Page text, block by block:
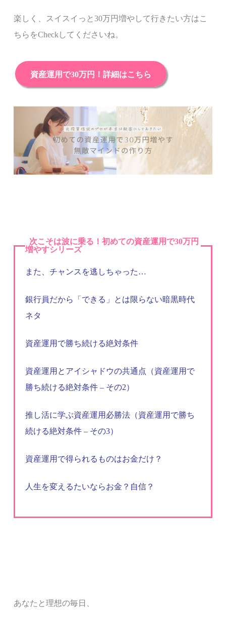
楽しく、 スイスイっと30万円増やして行きたい方はこ
ちらをCheckしてくださいね。
資産運用で30万円！詳細はこちら
次こそは波に乗る！初めての資産運用で30万円
増やすシリーズ
また、チャンスを逃しちゃった…
銀行員だから「できる」とは限らない暗黒時代
ネタ
資産運用で勝ち続ける絶対条件
資産運用とアイシャドウの共通点（資産運用で
勝ち続ける絶対条件 – その2）
推し活に学ぶ資産運用必勝法（資産運用で勝ち
続ける絶対条件 – その3）
資産運用で得られるものはお金だけ？
人生を変えるたいならお金？自信？
あなたと理想の毎日、